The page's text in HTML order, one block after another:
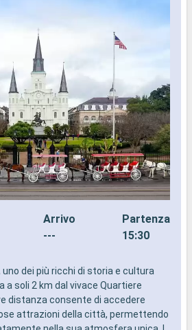
Arrivo
---
Partenza
15:30
uno dei più ricchi di storia e cultura
a soli 2 km dal vivace Quartiere
distanza consente di accedere
attrazioni della città, permettendo